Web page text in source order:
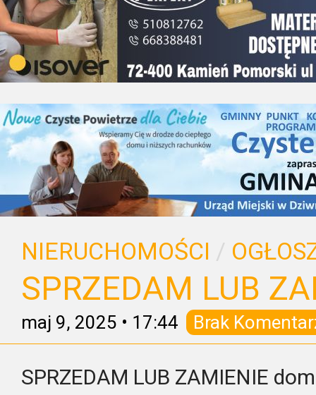
NIERUCHOMOŚCI /
SPRZEDAM LUB
maj 9, 2025 • 17:44 Brak
SPRZEDAM LUB ZAMIENIE